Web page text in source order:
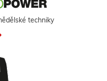
techniky